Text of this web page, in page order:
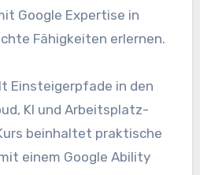
Google Expertise in
Fähigkeiten erlernen.
Einsteigerpfade in den
KI und Arbeitsplatz-
beinhaltet praktische
einem Google Ability